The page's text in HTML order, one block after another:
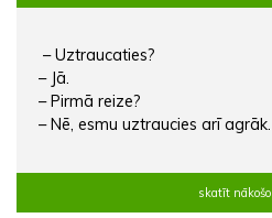
– Uztraucaties?
– Jā.
– Pirmā reize?
– Nē, esmu uztraucies arī agrāk.
skatīt nākošo